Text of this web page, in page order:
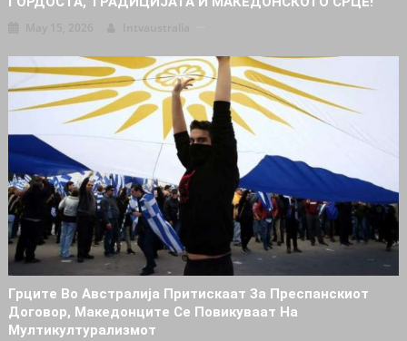
Грците Во Австралија Притискаат За Преспанскиот
Договор, Македонците Се Повикуваат На
Мултикултурализмот